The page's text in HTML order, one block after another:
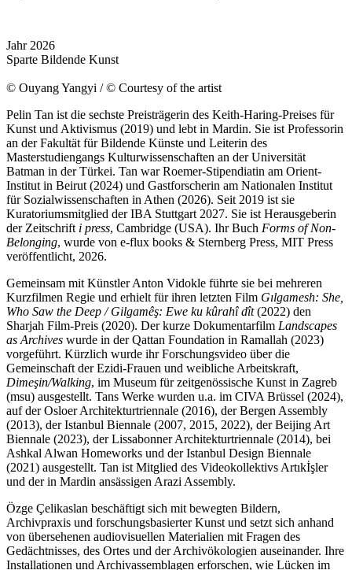
Jahr 2026
Sparte Bildende Kunst
© Ouyang Yangyi / © Courtesy of the artist
Pelin Tan ist die sechste Preisträgerin des Keith-Haring-Preises für
Kunst und Aktivismus (2019) und lebt in Mardin. Sie ist Professorin
an der Fakultät für Bildende Künste und Leiterin des
Masterstudiengangs Kulturwissenschaften an der Universität
Batman in der Türkei. Tan war Roemer-Stipendiatin am Orient-
Institut in Beirut (2024) und Gastforscherin am Nationalen Institut
für Sozialwissenschaften in Athen (2026). Seit 2019 ist sie
Kuratoriumsmitglied der IBA Stuttgart 2027. Sie ist Herausgeberin
der Zeitschrift i press, Cambridge (USA). Ihr Buch Forms of Non-
Belonging, wurde von e-flux books & Sternberg Press, MIT Press
veröffentlicht, 2026.
Gemeinsam mit Künstler Anton Vidokle führte sie bei mehreren
Kurzfilmen Regie und erhielt für ihren letzten Film Gılgamesh: She,
Who Saw the Deep / Gilgamêş: Ewe ku kûrahî dît(2022) den
Sharjah Film-Preis (2020). Der kurze Dokumentarfilm Landscapes
as Archives wurde in der Qattan Foundation in Ramallah (2023)
vorgeführt. Kürzlich wurde ihr Forschungsvideo über die
Gemeinschaft der Ezidi-Frauen und weibliche Arbeitskraft,
Dimeşin/Walking, im Museum für zeitgenössische Kunst in Zagreb
(msu) ausgestellt. Tans Werke wurden u.a. im CIVA Brüssel (2024),
auf der Osloer Architekturtriennale (2016), der Bergen Assembly
(2013), der Istanbul Biennale (2007, 2015, 2022), der Beijing Art
Biennale (2023), der Lissabonner Architekturtriennale (2014), bei
Ashkal Alwan Homeworks und der Istanbul Design Biennale
(2021) ausgestellt. Tan ist Mitglied des Videokollektivs Artıkİşler
und der in Mardin ansässigen Arazi Assembly.
Özge Çelikaslan beschäftigt sich mit bewegten Bildern,
Archivpraxis und forschungsbasierter Kunst und setzt sich anhand
von übersehenen audiovisuellen Materialien mit Fragen des
Gedächtnisses, des Ortes und der Archivökologien auseinander. Ihre
Installationen und Archivassemblagen erforschen, wie Lücken im